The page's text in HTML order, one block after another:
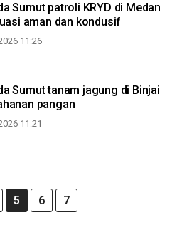
Sumut patroli KRYD di Medan
aman dan kondusif
11:26
Sumut tanam jagung di Binjai
pangan
11:21
5 6 7